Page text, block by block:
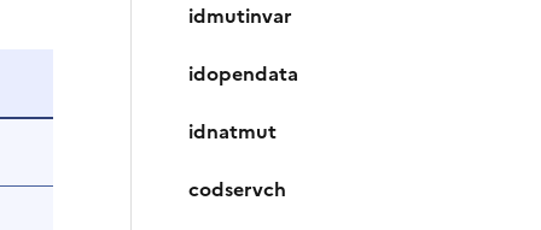
idmutinvar
idopendata
idnatmut
codservch